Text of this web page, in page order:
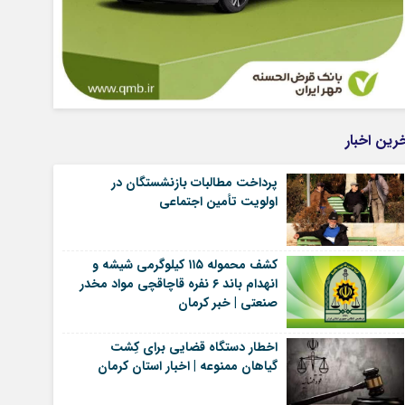
اخبار
پرداخت مطالبات بازنشستگان در
اولویت تأمین اجتماعی
کشف محموله ۱۱۵ کیلوگرمی شیشه و
انهدام باند ۶ نفره قاچاقچی مواد مخدر
صنعتی | خبر کرمان
اخطار دستگاه قضایی برای کِشت
گیاهان ممنوعه | اخبار استان کرمان